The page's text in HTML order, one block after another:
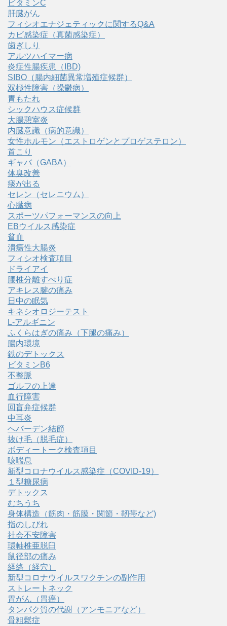
ビタミンC
肝臓がん
フィシオエナジェティックに関するQ&A
カビ感染症（真菌感染症）
歯ぎしり
アルツハイマー病
炎症性腸疾患（IBD)
SIBO（腸内細菌異常増殖症候群）
双極性障害（躁鬱病）
胃もたれ
シックハウス症候群
大腸憩室炎
内臓意識（病的意識）
女性ホルモン（エストロゲンとプロゲステロン）
首こり
ギャバ（GABA）
体臭改善
痰が出る
セレン（セレニウム）
心臓病
スポーツパフォーマンスの向上
EBウイルス感染症
貧血
潰瘍性大腸炎
フィシオ検査項目
ドライアイ
腰椎分離すべり症
アキレス腱の痛み
日中の眠気
キネシオロジーテスト
L-アルギニン
ふくらはぎの痛み（下腿の痛み）
腸内環境
鉄のデトックス
ビタミンB6
不整脈
ゴルフの上達
血行障害
回盲弁症候群
中耳炎
へバーデン結節
抜け毛（脱毛症）
ボディートーク検査項目
咳喘息
新型コロナウイルス感染症（COVID‑19）
１型糖尿病
デトックス
むちうち
身体構造（筋肉・筋膜・関節・靭帯など)
指のしびれ
社会不安障害
環軸椎亜脱臼
鼠径部の痛み
経絡（経穴）
新型コロナウイルスワクチンの副作用
ストレートネック
胃がん（胃癌）
タンパク質の代謝（アンモニアなど）
骨粗鬆症